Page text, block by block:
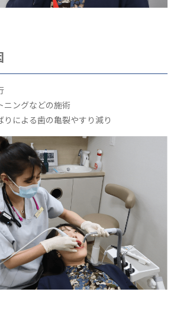
ニングなどの施術
りによる歯の亀裂やすり減り